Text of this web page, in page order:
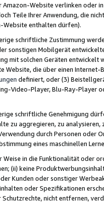
Amazon-Website verlinken oder
Teile Ihrer Anwendung, die
Website enthalten dürfen).
schriftliche Zustimmung
sonstigen Mobilgerät
mit solchen Geräten
die über einen
definiert, oder (3)
Video-Player, Blu-Ray-Player
schriftliche Genehmigung
zu aggregieren, zu
durch Personen
eines maschinellen
in die Funktionalität oder
(ii) keine
Kunden oder sonstiger
oder Spezifikationen
nicht entfernen,